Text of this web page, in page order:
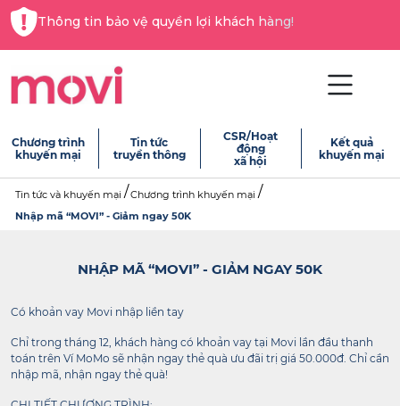
Thông tin bảo vệ quyền lợi khách hàng!
Chương trình
khuyến mại
Tin tức
truyền thông
CSR/Hoạt
động
xã hội
Kết quả
khuyến mại
Tin tức và khuyến mại
Chương trình khuyến mại
Nhập mã “MOVI” - Giảm ngay 50K
NHẬP MÃ “MOVI” - GIẢM NGAY 50K
Có khoản vay Movi nhập liền tay
Chỉ trong tháng 12, khách hàng có khoản vay tại Movi lần đầu thanh
toán trên Ví MoMo sẽ nhận ngay thẻ quà ưu đãi trị giá 50.000đ. Chỉ cần
nhập mã, nhận ngay thẻ quà!